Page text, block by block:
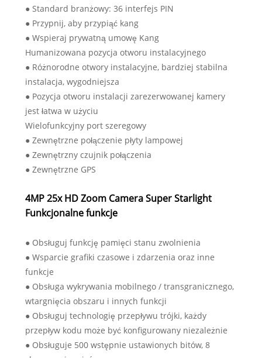
● Standard branżowy: 36 interfejs PIN
● Przypnij, aby przypiąć kang
● Wspieraj prywatną umowę Kang
Humanizowana pozycja otworu instalacyjnego
● Różnorodne otwory instalacyjne, bardziej stabilna
instalacja, wygodniejsza
● Pozycja otworu instalacji zarezerwowanej kamery
jest łatwa w użyciu
Wielofunkcyjny port szeregowy
● Zewnętrzne połączenie płyty lampowej
● Zewnętrzny czujnik połączenia
● Zewnętrzne GPS
4MP 25x HD Zoom Camera Super Starlight
Funkcjonalne funkcje
● Obsługuj funkcję pamięci stanu zwolnienia
● Wsparcie grafiki czasowe i zdarzenia oraz inne
funkcje
● Obsługa wykrywania mobilnego / transgranicznego,
wtargnięcia obszaru i innych funkcji
● Obsługuj technologię przepływu trójki, każdy
przepływ kodu może być konfigurowany niezależnie
● Obsługuje 500 wstępnie ustawionych bitów, 8